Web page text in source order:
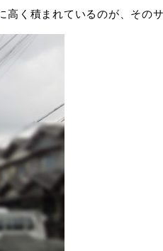
く積まれているのが、そのサ